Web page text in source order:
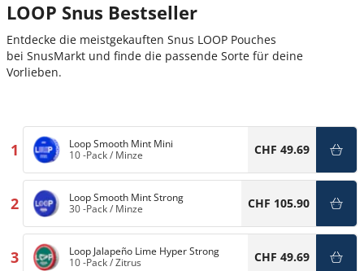
LOOP Snus Bestseller
Entdecke die meistgekauften Snus LOOP Pouches
bei SnusMarkt und finde die passende Sorte für deine
Vorlieben.
1
Loop Smooth Mint Mini
10 -Pack/ Minze CHF 49.69
2
Loop Smooth Mint Strong
30 -Pack/ Minze CHF 105.90
3
Loop Jalapeño Lime Hyper Strong
10 -Pack/Zitrus CHF 49.69